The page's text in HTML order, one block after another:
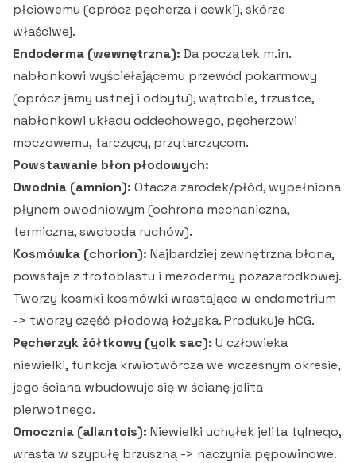
płciowemu (oprócz pęcherza i cewki), skórze
właściwej.
Endoderma (wewnętrzna): Da początek m.in.
nabłonkowi wyściełającemu przewód pokarmowy
(oprócz jamy ustnej i odbytu), wątrobie, trzustce,
nabłonkowi układu oddechowego, pęcherzowi
moczowemu, tarczycy, przytarczycom.
Powstawanie błon płodowych:
Owodnia (amnion): Otacza zarodek/płód, wypełniona
płynem owodniowym (ochrona mechaniczna,
termiczna, swoboda ruchów).
Kosmówka (chorion): Najbardziej zewnętrzna błona,
powstaje z trofoblastu i mezodermy pozazarodkowej.
Tworzy kosmki kosmówki wrastające w endometrium
-> tworzy część płodową łożyska. Produkuje hCG.
Pęcherzyk żółtkowy (yolk sac): U człowieka
niewielki, funkcja krwiotwórcza we wczesnym okresie,
jego ściana wbudowuje się w ścianę jelita
pierwotnego.
Omocznia (allantois): Niewielki uchyłek jelita tylnego,
wrasta w szypułę brzuszną -> naczynia pępowinowe.